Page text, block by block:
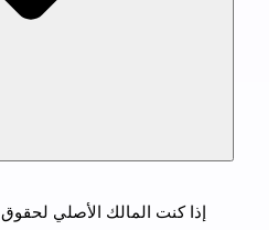
إذا كنت المالك الأصلي